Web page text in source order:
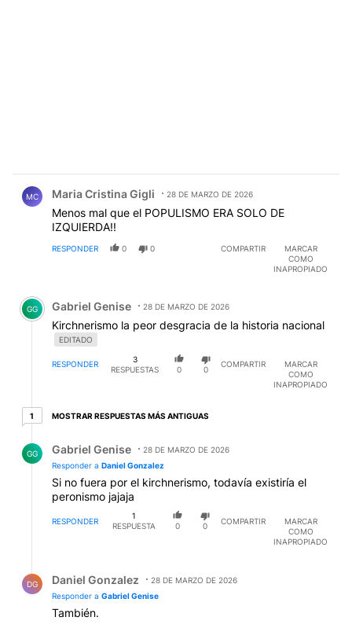
MC Maria Cristina Gigli 28 DE MARZO DE 2026
Menos mal que el POPULISMO ERA SOLO DE
IZQUIERDA!!
RESPONDER 0 0 COMPARTIR
MARCAR
COMO
INAPROPIADO
Comentario de Gabriel Genise.
GG Gabriel Genise 28 DE MARZO DE 2026
Kirchnerismo la peor desgracia de la historia nacional
EDITADO
RESPONDER
3
RESPUESTAS
0 0
COMPARTIR
MARCAR
COMO
INAPROPIADO
11 respuesta más antiguas
MOSTRAR RESPUESTAS MÁS ANTIGUAS
GG Gabriel Genise
28 DE MARZO DE 2026
Responder a Daniel Gonzalez
Si no fuera por el kirchnerismo, todavía existiría el
peronismo jajaja
RESPONDER
1
RESPUESTA
0 0
COMPARTIR
MARCAR
COMO
INAPROPIADO
DG Daniel Gonzalez
28 DE MARZO DE 2026
Responder a Gabriel Genise
También.